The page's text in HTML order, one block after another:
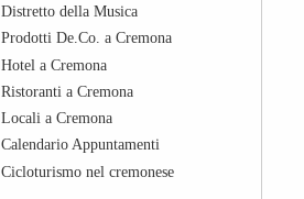
Distretto della Musica
Prodotti De.Co. a Cremona
Hotel a Cremona
Ristoranti a Cremona
Locali a Cremona
Calendario Appuntamenti
Cicloturismo nel cremonese